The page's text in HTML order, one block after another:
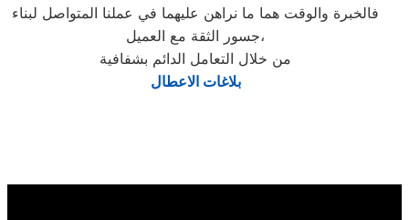
فالخبرة والوقت هما ما نراهن عليهما في عملنا المتواصل لبناء
جسور الثقة مع العميل،
من خلال التعامل الدائم بشفافية
بلاغات الاعطال